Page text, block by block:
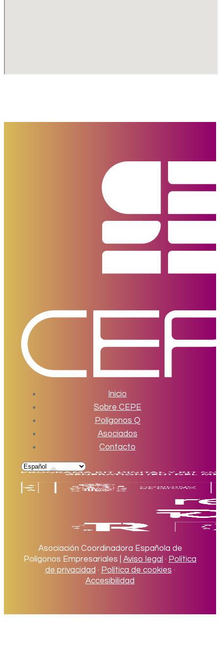
Inicio
Sobre CEPE
Polígonos Q
Asociados
Contacto
Asociación Coordinadora Española de
Polígonos Empresariales | Aviso legal · Política
de privacidad · Política de cookies ·
Accesibilidad